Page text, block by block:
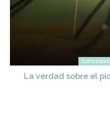
La verdad sobre el